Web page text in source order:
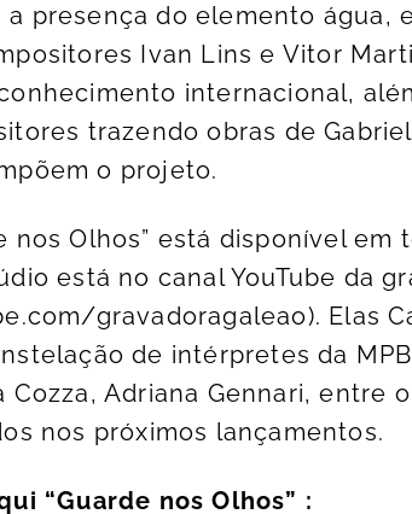
a presença do elemento água,
Ivan Lins e Vitor
internacional,
trazendo obras de
o projeto.
nos Olhos” está disponível
está no canal YouTube da
gravadoragaleao). Elas
de intérpretes da
Cozza, Adriana Gennari, entre
nos próximos lançamentos.
“Guarde nos Olhos” :